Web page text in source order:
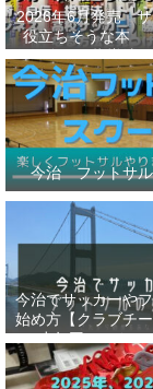
2026年6月発売 サ
役立ちそうな本
術、自伝、指導法
スポーツビジネス
ー）勝つ方法、上
を見つけよ
今治 フットサ
今治でサッカーや
始め方【クラブチ
ツ少年団かスクー
準】小学生、幼児
中）、サッ